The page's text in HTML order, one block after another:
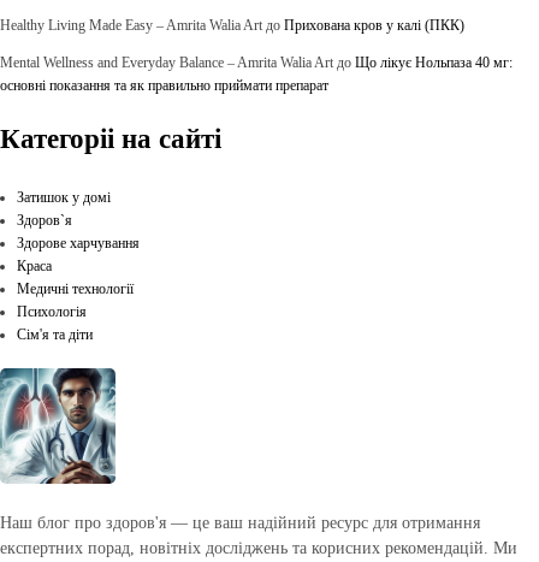
Healthy Living Made Easy – Amrita Walia Art до Прихована кров у калі (ПКК)
Mental Wellness and Everyday Balance – Amrita Walia Art до Що лікує Нольпаза 40 мг:
основні показання та як правильно приймати препарат
Категоріі на сайті
Затишок у домі
Здоров`я
Здорове харчування
Краса
Медичні технології
Психологія
Сім'я та діти
Наш блог про здоров'я — це ваш надійний ресурс для отримання
експертних порад, новітніх досліджень та корисних рекомендацій. Ми